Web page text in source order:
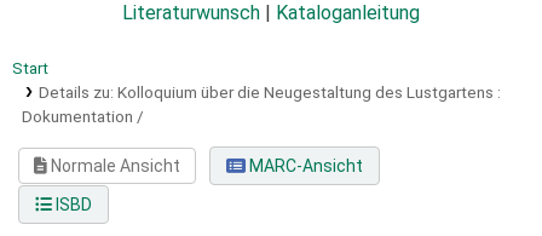
Literaturwunsch
Kataloganleitung
Start
Details zu: Kolloquium über die Neugestaltung des Lustgartens :
Dokumentation /
Normale Ansicht
MARC-Ansicht
ISBD